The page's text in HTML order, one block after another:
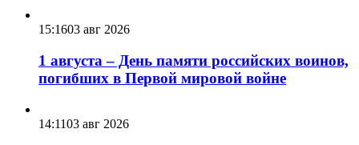
15:1603 авг 2026
1 августа – День памяти российских воинов,
погибших в Первой мировой войне
14:1103 авг 2026